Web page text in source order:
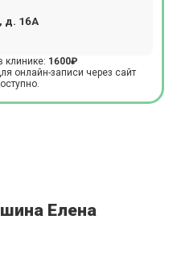
д. 16А
клинике: 1600₽
онлайн-записи через сайт
Елена